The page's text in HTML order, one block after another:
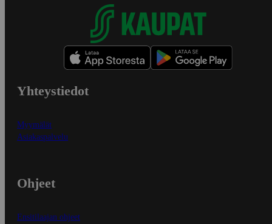
Yhteystiedot
Myymälät
Asiakaspalvelu
Ohjeet
Ensitilaajan ohjeet